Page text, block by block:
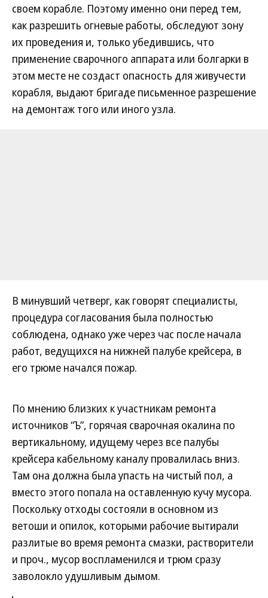
своем корабле. Поэтому именно они перед тем,
как разрешить огневые работы, обследуют зону
их проведения и, только убедившись, что
применение сварочного аппарата или болгарки в
этом месте не создаст опасность для живучести
корабля, выдают бригаде письменное разрешение
на демонтаж того или иного узла.
В минувший четверг, как говорят специалисты,
процедура согласования была полностью
соблюдена, однако уже через час после начала
работ, ведущихся на нижней палубе крейсера, в
его трюме начался пожар.
По мнению близких к участникам ремонта
источников “Ъ”, горячая сварочная окалина по
вертикальному, идущему через все палубы
крейсера кабельному каналу провалилась вниз.
Там она должна была упасть на чистый пол, а
вместо этого попала на оставленную кучу мусора.
Поскольку отходы состояли в основном из
ветоши и опилок, которыми рабочие вытирали
разлитые во время ремонта смазки, растворители
и проч., мусор воспламенился и трюм сразу
заволокло удушливым дымом.